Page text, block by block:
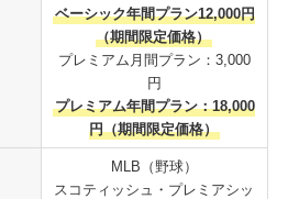
ベーシック年間プラン12,000円
（期間限定価格）
プレミアム月間プラン：3,000
円
プレミアム年間プラン：18,000
円（期間限定価格）
MLB（野球）
スコティッシュ・プレミアシッ